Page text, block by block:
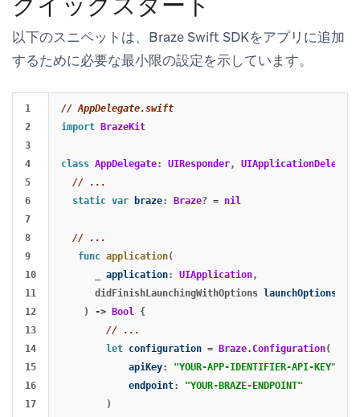
以下のスニペットは、Braze Swift SDKをアプリに追加
するために必要な最小限の設定を示しています。
1
2
3
4
5
6
7
8
9
10
11
12
13
14
15
16
17
// AppDelegate.swift
import BrazeKit
class AppDelegate: UIResponder,
UIApplicationDelegate
// ...
static var braze: Braze? = nil
// ...
func application(
application: UIApplication,
didFinishLaunchingWithOptions launchOptions
)
-> Bool
{
// ...
let configuration = Braze.Configuration(
apiKey: "YOUR-APP-IDENTIFIER-API-KEY"
endpoint:
"YOUR-BRAZE-ENDPOINT"
)